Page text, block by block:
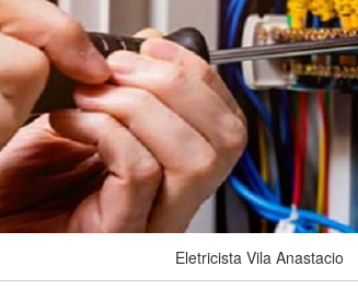
Eletricista Vila Anastacio